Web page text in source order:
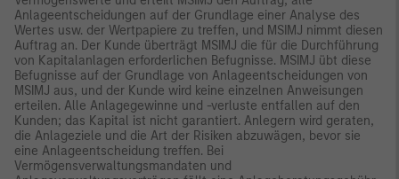
Anlageentscheidungen auf der Grundlage einer Analyse des
Wertes usw. der Wertpapiere zu treffen, und MSIMJ nimmt diesen
Auftrag an. Der Kunde überträgt MSIMJ die für die Durchführung
von Kapitalanlagen erforderlichen Befugnisse. MSIMJ übt diese
Befugnisse auf der Grundlage von Anlageentscheidungen von
MSIMJ aus, und der Kunde wird keine einzelnen Anweisungen
erteilen. Alle Anlagegewinne und -verluste entfallen auf den
Kunden; das Kapital ist nicht garantiert. Anlegern wird geraten,
die Anlageziele und die Art der Risiken abzuwägen, bevor sie
eine Anlageentscheidung treffen. Bei
Vermögensverwaltungsmandaten und